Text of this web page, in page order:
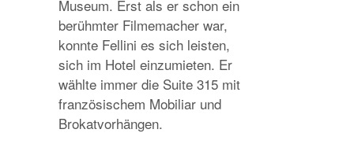
Museum. Erst als er schon ein
berühmter Filmemacher war,
konnte Fellini es sich leisten,
sich im Hotel einzumieten. Er
wählte immer die Suite 315 mit
französischem Mobiliar und
Brokatvorhängen.